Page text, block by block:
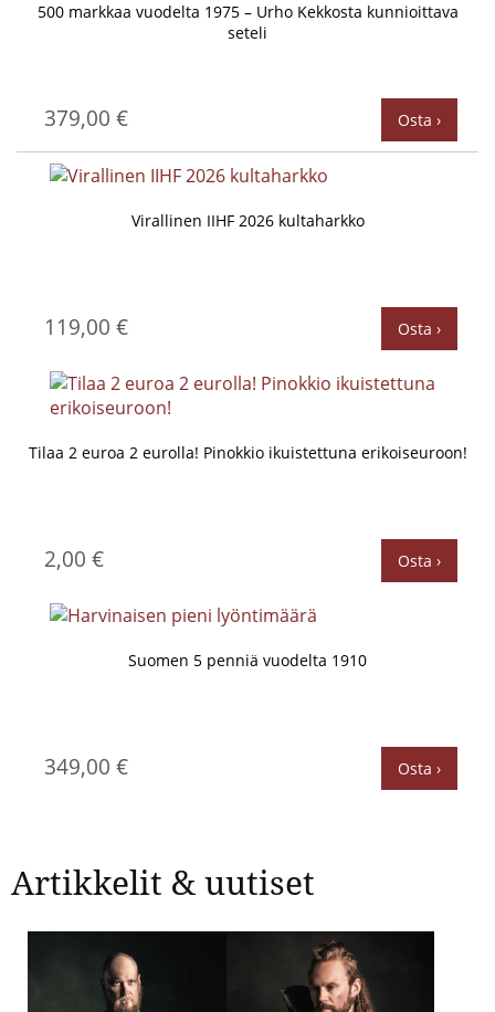
500 markkaa vuodelta 1975 – Urho Kekkosta kunnioittava
seteli
379,00 € Osta ›
Virallinen IIHF 2026 kultaharkko
119,00 € Osta ›
Tilaa 2 euroa 2 eurolla! Pinokkio ikuistettuna erikoiseuroon!
2,00 € Osta ›
Suomen 5 penniä vuodelta 1910
349,00 € Osta ›
Artikkelit & uutiset